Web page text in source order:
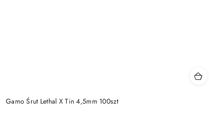
Gamo Śrut Lethal X Tin 4,5mm 100szt